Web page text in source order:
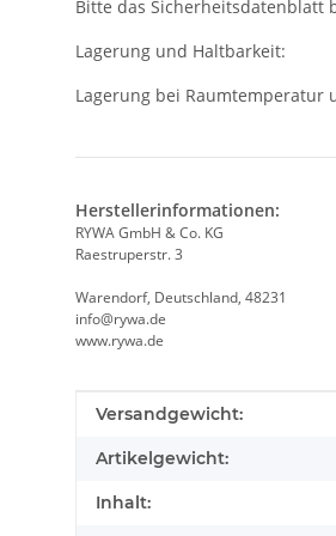
Bitte das Sicherheitsdatenblatt
Lagerung und Haltbarkeit:
Lagerung bei Raumtemperatur
Herstellerinformationen:
RYWA GmbH & Co. KG
Raestruperstr. 3
Warendorf, Deutschland, 48231
info@rywa.de
www.rywa.de
Produkteigenschaft
Wert
Versandgewicht:
Artikelgewicht:
Inhalt: